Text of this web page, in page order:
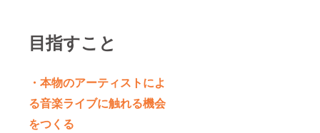
目指すこと
・本物のアーティストによ
る音楽ライブに触れる機会
をつくる